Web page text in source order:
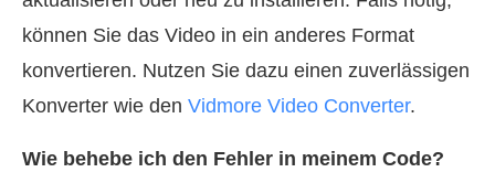
können Sie das Video in ein anderes Format
konvertieren. Nutzen Sie dazu einen zuverlässigen
Konverter wie den Vidmore Video Converter.
Wie behebe ich den Fehler in meinem Code?